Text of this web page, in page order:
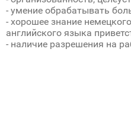
- умение обрабатывать
- хорошее знание
английского языка
- наличие разрешения на